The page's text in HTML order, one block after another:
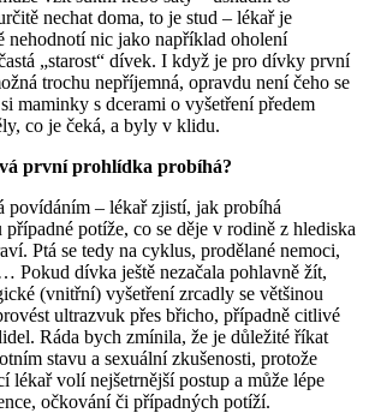
nechat doma, to je stud – lékař je
nehodnotí nic jako například oholení
„starost“ dívek. I když je pro dívky první
trochu nepříjemná, opravdu není čeho se
maminky s dcerami o vyšetření předem
co je čeká, a byly v klidu.
první prohlídka probíhá?
povídáním – lékař zjistí, jak probíhá
případné potíže, co se děje v rodině z hlediska
Ptá se tedy na cyklus, prodělané nemoci,
Pokud dívka ještě nezačala pohlavně žít,
(vnitřní) vyšetření zrcadly se většinou
ultrazvuk přes břicho, případně citlivé
Ráda bych zmínila, že je důležité říkat
stavu a sexuální zkušenosti, protože
lékař volí nejšetrnější postup a může lépe
očkování či případných potíží.